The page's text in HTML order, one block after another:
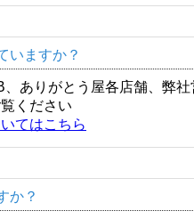
いますか？
ありがとう屋各店舗、弊
ください
てはこちら
か？